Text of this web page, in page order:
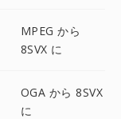
MPEG から
8SVX に
OGA から 8SVX
に